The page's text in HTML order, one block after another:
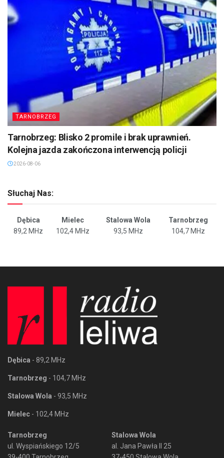
TARNOBRZEG
Tarnobrzeg: Blisko 2 promile i brak uprawnień.
Kolejna jazda zakończona interwencją policji
2026-08-06
Słuchaj Nas:
Dębica Mielec Stalowa Wola
Tarnobrzeg
89,2 MHz
102,4 MHz 93,5 MHz 104,7 MHz
Dębica - 89,2 MHz
Tarnobrzeg - 104,7 MHz
Stalowa Wola - 93,5 MHz
Mielec - 102,4 MHz
Tarnobrzeg
ul. Wyspiańskiego 12/5
Stalowa Wola
al. Jana Pawła II 25